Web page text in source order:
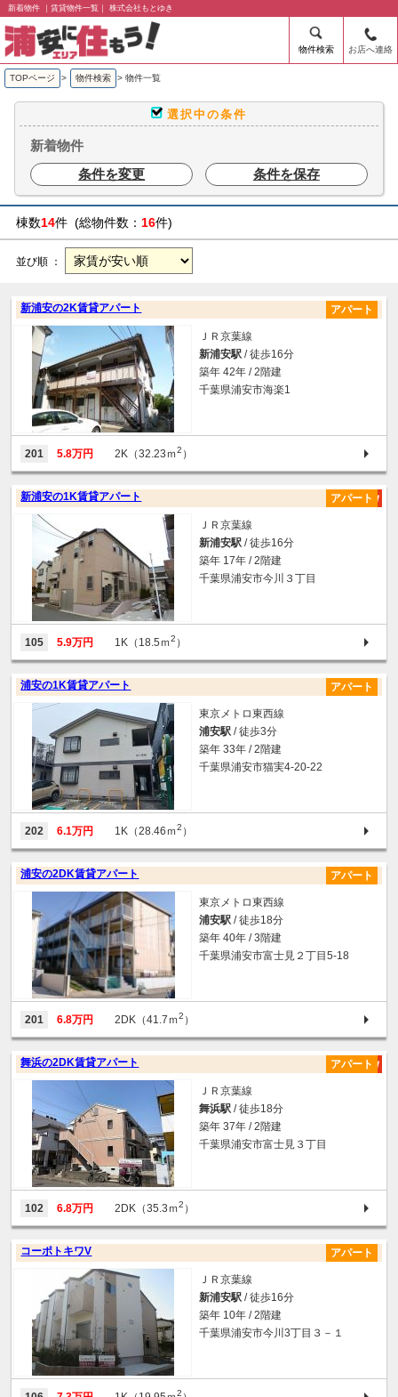
新着物件 ｜賃貸物件一覧｜ 株式会社もとゆき
物件検索 お店へ連絡
TOPページ > 物件検索 > 物件一覧
選択中の条件
新着物件
条件を変更
条件を保存
棟数14件 (総物件数： 16件)
並び順 ：
新浦安の2K賃貸アパート アパート
ＪＲ京葉線
新浦安駅 / 徒歩16分
築年 42年 / 2階建
千葉県浦安市海楽1
201 5.8万円 2K（32.23ｍ2 ）
新浦安の1K賃貸アパート アパート
ＪＲ京葉線
新浦安駅 / 徒歩16分
築年 17年 / 2階建
千葉県浦安市今川３丁目
105 5.9万円 1K（18.5ｍ2 ）
浦安の1K賃貸アパート アパート
東京メトロ東西線
浦安駅 / 徒歩3分
築年 33年 / 2階建
千葉県浦安市猫実4-20-22
202 6.1万円 1K（28.46ｍ2 ）
浦安の2DK賃貸アパート アパート
東京メトロ東西線
浦安駅 / 徒歩18分
築年 40年 / 3階建
千葉県浦安市富士見２丁目5-18
201 6.8万円 2DK（41.7ｍ2 ）
舞浜の2DK賃貸アパート アパート
ＪＲ京葉線
舞浜駅 / 徒歩18分
築年 37年 / 2階建
千葉県浦安市富士見３丁目
102 6.8万円 2DK（35.3ｍ2 ）
コーポトキワV アパート
ＪＲ京葉線
新浦安駅 / 徒歩16分
築年 10年 / 2階建
千葉県浦安市今川3丁目３－１
2